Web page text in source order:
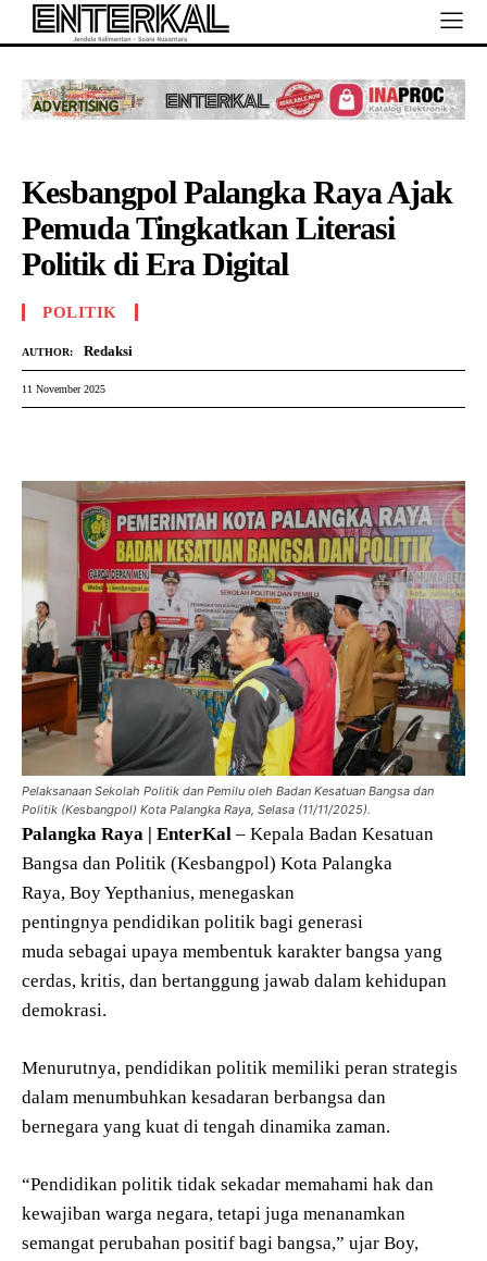
Kesbangpol Palangka Raya Ajak
Pemuda Tingkatkan Literasi
Politik di Era Digital
POLITIK
AUTHOR: Redaksi
11 November 2025
Pelaksanaan Sekolah Politik dan Pemilu oleh Badan Kesatuan Bangsa dan
Politik (Kesbangpol) Kota Palangka Raya, Selasa (11/11/2025).
Palangka Raya | EnterKal – Kepala Badan Kesatuan
Bangsa dan Politik (Kesbangpol) Kota Palangka
Raya, Boy Yepthanius, menegaskan
pentingnya pendidikan politik bagi generasi
muda sebagai upaya membentuk karakter bangsa yang
cerdas, kritis, dan bertanggung jawab dalam kehidupan
demokrasi.
Menurutnya, pendidikan politik memiliki peran strategis
dalam menumbuhkan kesadaran berbangsa dan
bernegara yang kuat di tengah dinamika zaman.
“Pendidikan politik tidak sekadar memahami hak dan
kewajiban warga negara, tetapi juga menanamkan
semangat perubahan positif bagi bangsa,” ujar Boy,